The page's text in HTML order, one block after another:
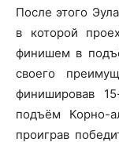
После этого
в которой
финишем в
своего
финишировав
подъём Корно-
проиграв